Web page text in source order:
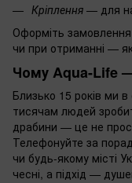
Кріплення — для
Оформіть
чи при отриманні —
Чому Aqua-Life
Близько 15 років ми
тисячам людей
драбини — це не
Телефонуйте за
чи будь-якому місті
чесні, а підхід —